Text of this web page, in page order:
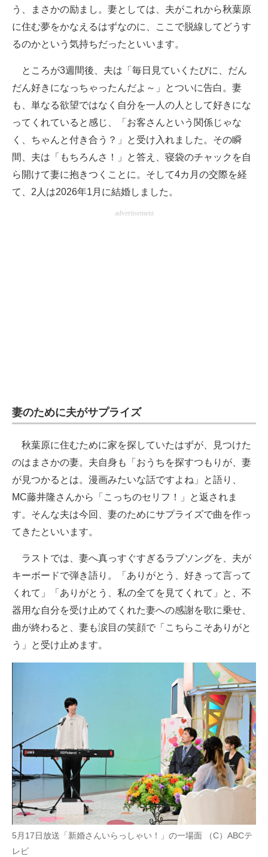
う、まさかの励まし。妻としては、夫がこれから秋葉原
に住む夢をかなえるはずなのに、ここで脱線してどうす
るのかという気持ちだったといいます。
ところが3週間後、夫は「毎日見ていくたびに、だん
だん好きになっちゃったんだよ～」とついに告白。妻
も、単なる欲望ではなく自分を一人の人として好きにな
ってくれていると感じ、「お客さんという関係じゃな
く、ちゃんと付き合う？」と受け入れました。その瞬
間、夫は「もちろんさ！」と答え、寝袋のチャックを自
ら開けて妻に抱きつくことに。そして4カ月の交際を経
て、2人は2026年1月に結婚しました。
advertisement
妻のために夫がサプライズ
秋葉原に住むために家を探していたはずが、見つけた
のはまさかの妻。夫自身も「おうちを探すつもりが、妻
が見つかるとは。漫画みたいな話ですよね」と語り、
MC藤井隆さんから「こっちのセリフ！」と返されま
す。そんな夫は今回、妻のためにサプライズで曲を作っ
てきたといいます。
ラストでは、妻へ真っすぐすぎるラブソングを、夫が
キーボードで弾き語り。「ありがとう、好きって言って
くれて」「ありがとう、私の全てを見てくれて」と、不
器用な自分を受け止めてくれた妻への感謝を歌に乗せ、
曲が終わると、妻も涙目の笑顔で「こちらこそありがと
う」と受け止めます。
5月17日放送「新婚さんいらっしゃい！」の一場面 （C）ABCテ
レビ